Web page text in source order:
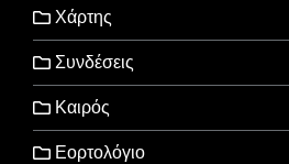
Χάρτης
Συνδέσεις
Καιρός
Εορτολόγιο